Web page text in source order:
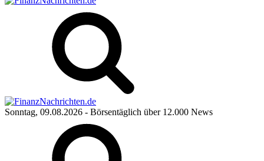
Sonntag, 09.08.2026 - Börsentäglich über 12.000 News